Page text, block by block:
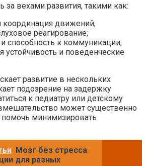
за вехами развития, такими как:
координация движений;
реагирование;
способность к коммуникации;
устойчивость и поведенческие
развитие в нескольких
подозрение на задержку
к педиатру или детскому
может существенно
помочь минимизировать
Мозг без стресса
для разных